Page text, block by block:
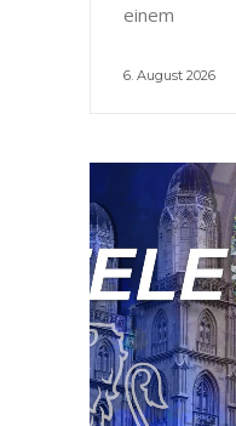
einem
6. August 2026